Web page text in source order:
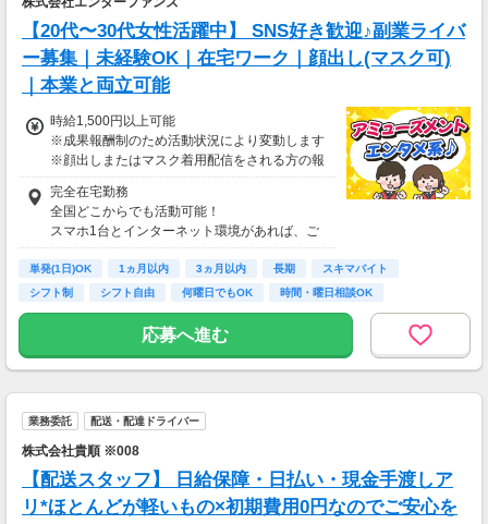
【20代〜30代女性活躍中】 SNS好き歓迎♪副業ライバ
ー募集｜未経験OK｜在宅ワーク｜顔出し(マスク可)
｜本業と両立可能
時給1,500円以上可能
※成果報酬制のため活動状況により変動します
※顔出しまたはマスク着用配信をされる方の報
酬基準となります
【収入例】
■事務職Aさん（週3日・月50時間程度）
月収8万円～15万円
月収15万円～25万円
■主婦Cさん（月100時間程度）
月収20万円以上
現在活躍中のライバーの多くは会社員や主婦の
方。
本業や家庭と両立しながら副業として活動され
ています。
完全在宅勤務
全国どこからでも活動可能！
スマホ1台とインターネット環境があれば、ご
自宅からスタートできます。
通勤時間ゼロだから、本業やプライベートとの
両立もラクラク♪
単発(1日)OK 1ヵ月以内 3ヵ月以内 長期
スキマバイト
シフト制
シフト自由 何曜日でもOK 時間・曜日相談OK
応募へ進む
業務委託 配送・配達ドライバー
株式会社貴順 ※008
【配送スタッフ】 日給保障・日払い・現金手渡しア
リ*ほとんどが軽いもの×初期費用0円なのでご安心を